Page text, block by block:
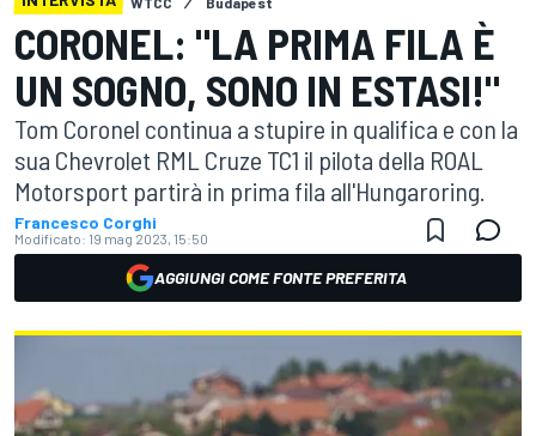
CORONEL: "LA PRIMA FILA È
UN SOGNO, SONO IN ESTASI!"
Tom Coronel continua a stupire in qualifica e con la
sua Chevrolet RML Cruze TC1 il pilota della ROAL
Motorsport partirà in prima fila all'Hungaroring.
Francesco Corghi
Modificato: 19 mag 2023, 15:50
AGGIUNGI COME FONTE PREFERITA